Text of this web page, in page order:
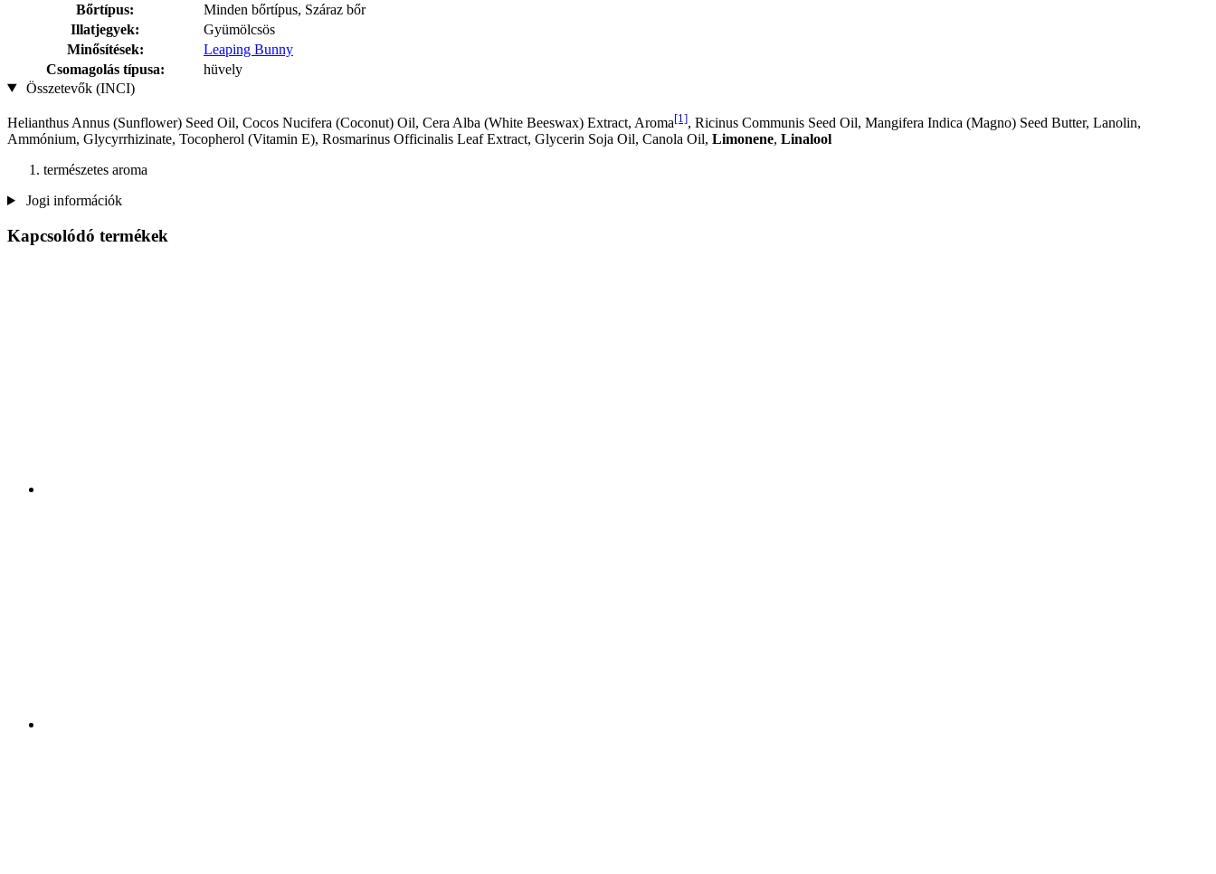
Bőrtípus:
Minden bőrtípus, Száraz bőr
Illatjegyek:
Gyümölcsös
Minősítések:
Leaping Bunny
Csomagolás típusa:
hüvely
Összetevők (INCI)
Helianthus Annus (Sunflower) Seed Oil, Cocos Nucifera (Coconut) Oil, Cera Alba (White Beeswax) Extract, Aroma[1], Ricinus Communis Seed Oil, Mangifera Indica (Magno) Seed Butter, Lanolin,
Ammónium, Glycyrrhizinate, Tocopherol (Vitamin E), Rosmarinus Officinalis Leaf Extract, Glycerin Soja Oil, Canola Oil, Limonene, Linalool
természetes aroma
Jogi információk
Kapcsolódó termékek